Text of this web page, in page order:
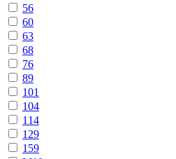
56
60
63
68
76
89
101
104
114
129
159